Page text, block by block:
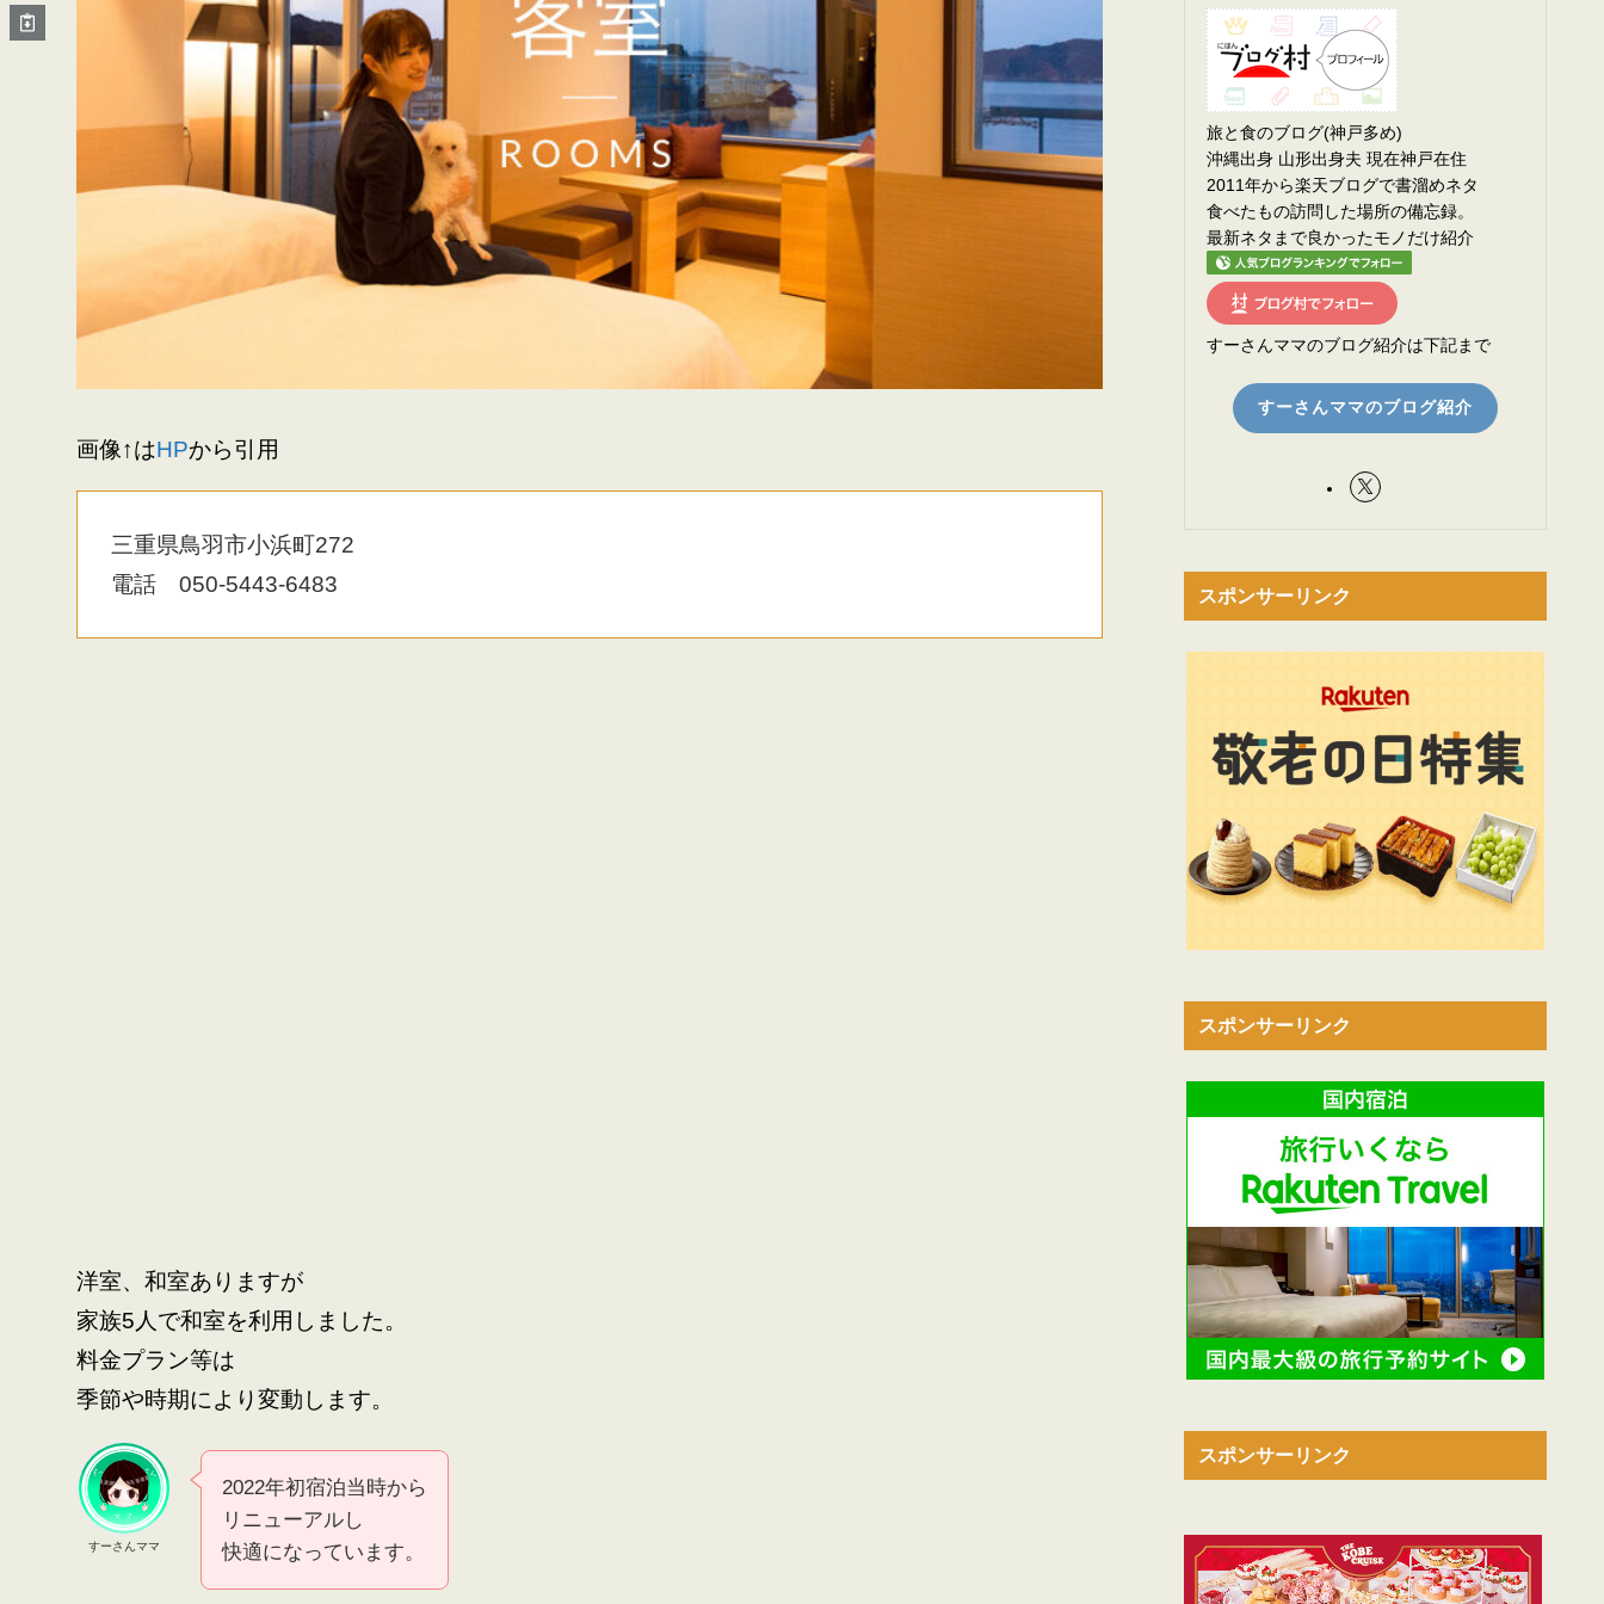
画像↑はHPから引用
三重県鳥羽市小浜町272
電話 050-5443-6483
洋室、和室ありますが
家族5人で和室を利用しました。
料金プラン等は
季節や時期により変動します。
すーさんママ
2022年初宿泊当時から
リニューアルし
快適になっています。
旅と食のブログ(神戸多め)
沖縄出身 山形出身夫 現在神戸在住
2011年から楽天ブログで書溜めネタ
食べたもの訪問した場所の備忘録。
最新ネタまで良かったモノだけ紹介
すーさんママのブログ紹介は下記まで
すーさんママのブログ紹介
スポンサーリンク
スポンサーリンク
スポンサーリンク